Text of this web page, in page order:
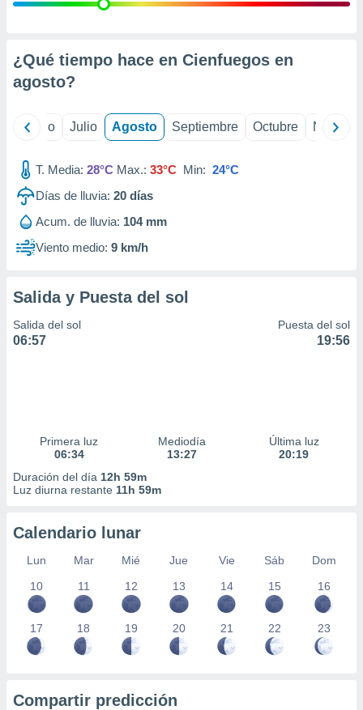
e
mediante
de
1199
¿Qué tiempo hace en Cienfuegos en
agosto?
Junio Julio Agosto Septiembre Octubre
T. Media: 28°C Max.: 33°C Min: 24°C
Días de lluvia: 20 días
Acum. de lluvia: 104 mm
Viento medio: 9 km/h
Salida y Puesta del sol
Salida del sol
06:57
Puesta del sol
19:56
Primera luz
06:34
Mediodía
13:27
Última luz
20:19
Duración del día 12h 59m
Luz diurna restante 11h 59m
Calendario lunar
Lun Mar Mié Jue Vie Sáb
Dom
10
11 12 13 14 15 16
17 18 19 20 21 22 23
Compartir predicción